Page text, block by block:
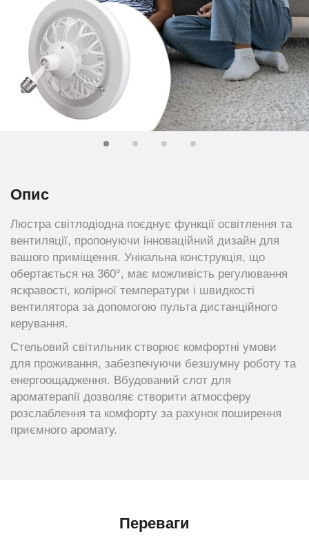
Опис
Люстра світлодіодна поєднує функції освітлення та
вентиляції, пропонуючи інноваційний дизайн для
вашого приміщення. Унікальна конструкція, що
обертається на 360°, має можливість регулювання
яскравості, колірної температури і швидкості
вентилятора за допомогою пульта дистанційного
керування.
Стельовий світильник створює комфортні умови
для проживання, забезпечуючи безшумну роботу та
енергоощадження. Вбудований слот для
ароматерапії дозволяє створити атмосферу
розслаблення та комфорту за рахунок поширення
приємного аромату.
Переваги